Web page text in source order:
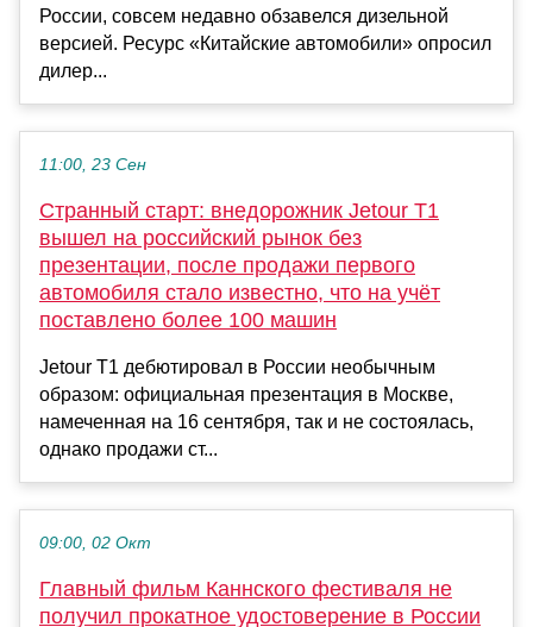
России, совсем недавно обзавелся дизельной
версией. Ресурс «Китайские автомобили» опросил
дилер...
11:00, 23 Сен
Странный старт: внедорожник Jetour T1
вышел на российский рынок без
презентации, после продажи первого
автомобиля стало известно, что на учёт
поставлено более 100 машин
Jetour T1 дебютировал в России необычным
образом: официальная презентация в Москве,
намеченная на 16 сентября, так и не состоялась,
однако продажи ст...
09:00, 02 Окт
Главный фильм Каннского фестиваля не
получил прокатное удостоверение в России